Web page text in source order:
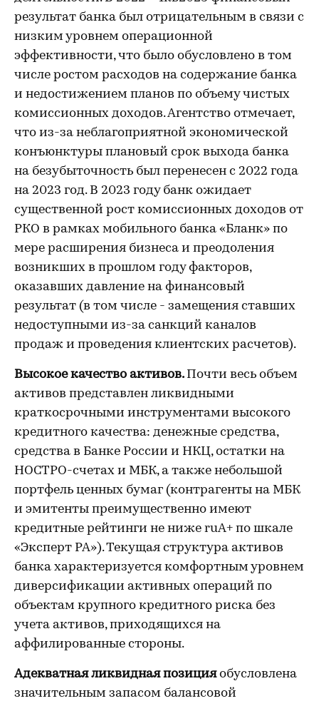
результат банка был отрицательным в связи с
низким уровнем операционной
эффективности, что было обусловлено в том
числе ростом расходов на содержание банка
и недостижением планов по объему чистых
комиссионных доходов. Агентство отмечает,
что из-за неблагоприятной экономической
конъюнктуры плановый срок выхода банка
на безубыточность был перенесен с 2022 года
на 2023 год. В 2023 году банк ожидает
существенной рост комиссионных доходов от
РКО в рамках мобильного банка «Бланк» по
мере расширения бизнеса и преодоления
возникших в прошлом году факторов,
оказавших давление на финансовый
результат (в том числе - замещения ставших
недоступными из-за санкций каналов
продаж и проведения клиентских расчетов).
Высокое качество активов. Почти весь объем
активов представлен ликвидными
краткосрочными инструментами высокого
кредитного качества: денежные средства,
средства в Банке России и НКЦ, остатки на
НОСТРО-счетах и МБК, а также небольшой
портфель ценных бумаг (контрагенты на МБК
и эмитенты преимущественно имеют
кредитные рейтинги не ниже ruA+ по шкале
«Эксперт РА»). Текущая структура активов
банка характеризуется комфортным уровнем
диверсификации активных операций по
объектам крупного кредитного риска без
учета активов, приходящихся на
аффилированные стороны.
Адекватная ликвидная позицияобусловлена
значительным запасом балансовой